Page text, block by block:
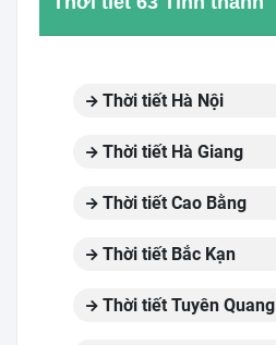
Thời tiết Hà Nội
Thời tiết Hà Giang
Thời tiết Cao Bằng
Thời tiết Bắc Kạn
Thời tiết Tuyên Quang